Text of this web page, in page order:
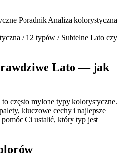
Poradnik Analiza kolorystyczna
/ 12 typów / Subtelne Lato czy
Lato — jak
często mylone typy kolorystyczne.
kluczowe cechy i najlepsze
Ci ustalić, który typ jest